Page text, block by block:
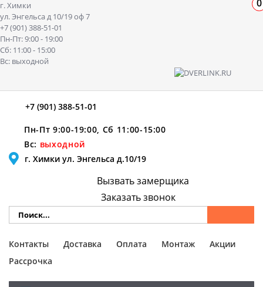
г. Химки
ул. Энгельса д 10/19 оф 7
+7 (901) 388-51-01
Пн-Пт: 9:00 - 19:00
Сб: 11:00 - 15:00
Вс: выходной
+7 (901) 388-51-01
Пн-Пт 9:00-19:00, Сб 11:00-15:00
Вс: выходной
г. Химки ул. Энгельса д.10/19
Вызвать замерщика
Заказать звонок
Контакты Доставка Оплата Монтаж
Акции
Рассрочка
0